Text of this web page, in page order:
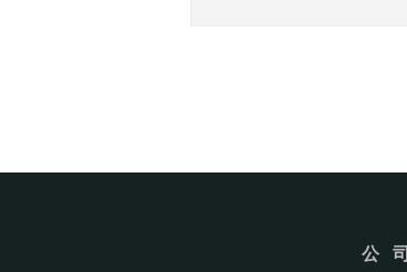
公 司